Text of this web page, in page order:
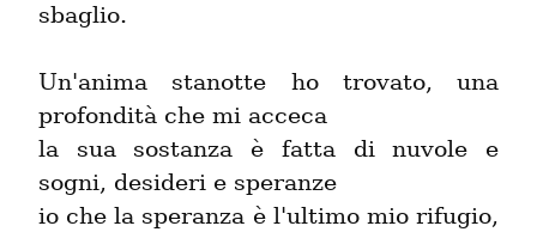
sbaglio.
Un'anima stanotte ho trovato, una
profondità che mi acceca
la sua sostanza è fatta di nuvole e
sogni, desideri e speranze
io che la speranza è l'ultimo mio rifugio,